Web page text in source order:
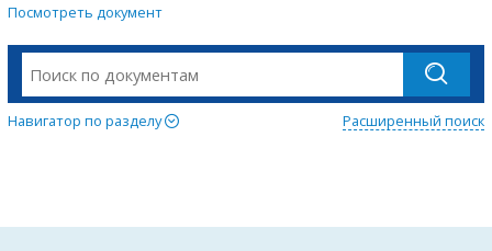
Посмотреть документ
Навигатор по разделу Расширенный поиск